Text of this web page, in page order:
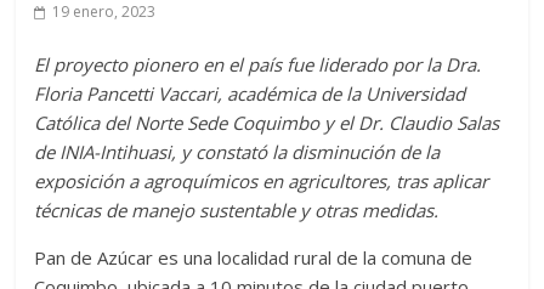
19 enero, 2023
El proyecto pionero en el país fue liderado por la Dra.
Floria Pancetti Vaccari, académica de la Universidad
Católica del Norte Sede Coquimbo y el Dr. Claudio Salas
de INIA-Intihuasi, y constató la disminución de la
exposición a agroquímicos en agricultores, tras aplicar
técnicas de manejo sustentable y otras medidas.
Pan de Azúcar es una localidad rural de la comuna de